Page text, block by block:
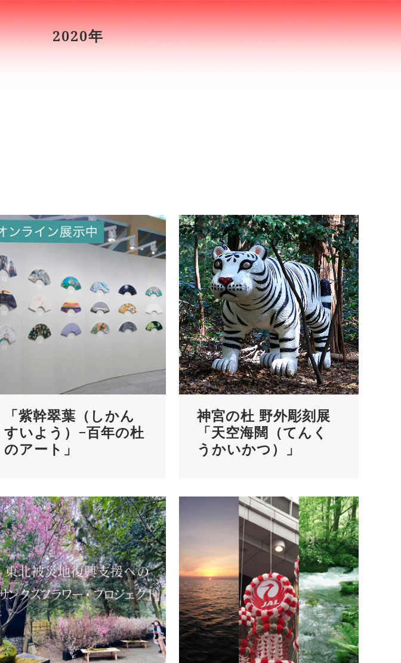
2020年
「紫幹翠葉（しかん
すいよう）−百年の杜
のアート」
神宮の杜 野外彫刻展
「天空海闊（てんく
うかいかつ）」